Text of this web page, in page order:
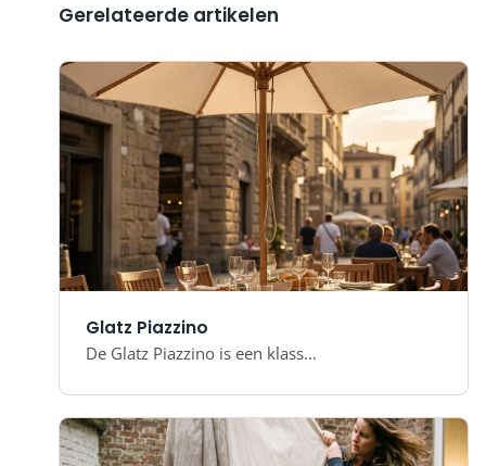
Gerelateerde artikelen
Glatz Piazzino
De Glatz Piazzino is een klass…